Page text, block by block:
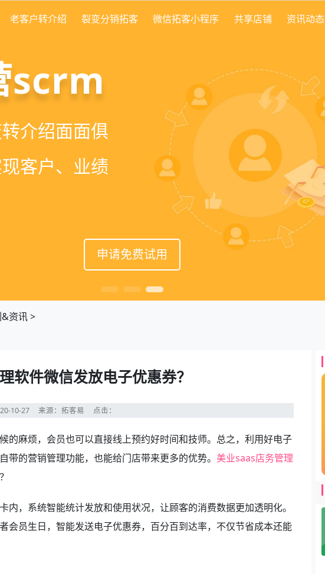
老客户转介绍 裂变分销拓客 微信拓客小程序 共享店铺 资讯动态
用美盈易
增长方案，一站式解
题
申请免费试用
案
200套微信拓
流裂变获客，
申请免费试用
scrm
介绍面面俱
客户、业绩
申请免费试用
资讯>
软件微信发放电子优惠券？
10-27来源：拓客易 点击：
的麻烦，会员也可以直接线上预约好时间和技师。总之，利用好电子
的营销管理功能，也能给门店带来更多的优势。 美业saas店务管理
，系统智能统计发放和使用状况，让顾客的消费数据更加透明化。
会员生日，智能发送电子优惠券，百分百到达率，不仅节省成本还能